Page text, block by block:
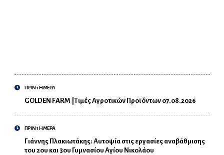
ΠΡΙΝ 1 ΗΜΕΡΑ
GOLDEN FARM |Τιμές Αγροτικών Προϊόντων 07.08.2026
ΠΡΙΝ 1 ΗΜΕΡΑ
Γιάννης Πλακιωτάκης: Αυτοψία στις εργασίες αναβάθμισης
του 2ου και 3ου Γυμνασίου Αγίου Νικολάου